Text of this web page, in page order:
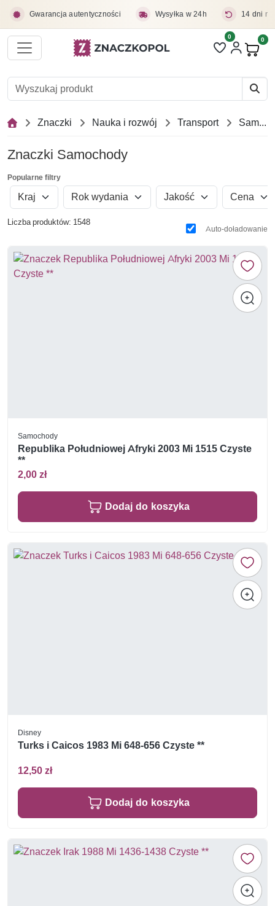
Gwarancja autentyczności Wysyłka w 24h 14 dni
Liczba pozycji
0 0
Znaczki Nauka i rozwój Transport Samochody
Znaczki Samochody
Popularne filtry
Kraj Rok wydania Jakość Cena
Liczba produktów: 1548
Auto-doładowanie
Samochody
Republika Południowej Afryki 2003 Mi 1515 Czyste
**
2,00 zł
Dodaj do koszyka
Disney
Turks i Caicos 1983 Mi 648-656 Czyste **
12,50 zł
Dodaj do koszyka